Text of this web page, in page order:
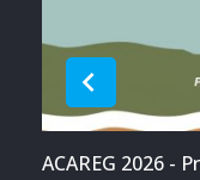
ACAREG 2026 -